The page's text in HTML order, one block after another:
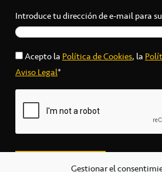
Gestionar el
Introduce tu dirección de e-mail para
Acepto laPolítica de Cookies, la
Aviso Legal*